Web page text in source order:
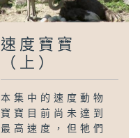
速度寶寶
（上）
本集中的速度動物
寶寶目前尚未達到
最高速度，但牠們